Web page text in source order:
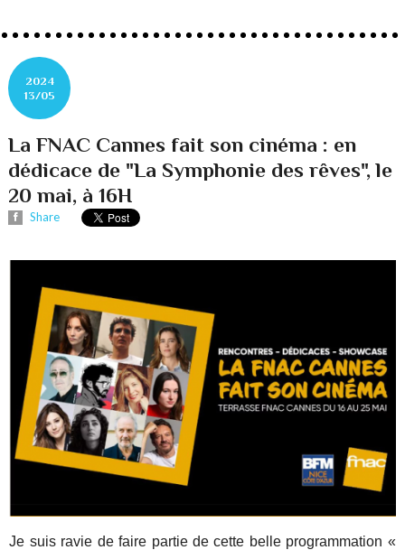
2024
13/05
La FNAC Cannes fait son cinéma : en
dédicace de "La Symphonie des rêves", le
20 mai, à 16H
Share
Je suis ravie de faire partie de cette belle programmation «